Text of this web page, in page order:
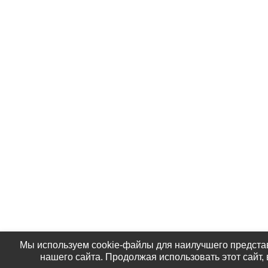
Мы используем cookie-файлы для наилучшего
нашего сайта. Продолжая использовать этот сайт,